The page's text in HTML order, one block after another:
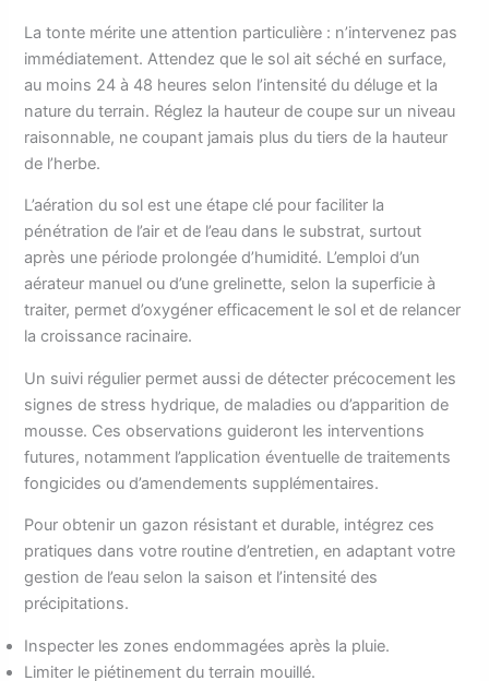
La tonte mérite une attention particulière : n’intervenez pas
immédiatement. Attendez que le sol ait séché en surface,
au moins 24 à 48 heures selon l’intensité du déluge et la
nature du terrain. Réglez la hauteur de coupe sur un niveau
raisonnable, ne coupant jamais plus du tiers de la hauteur
de l’herbe.
L’aération du sol est une étape clé pour faciliter la
pénétration de l’air et de l’eau dans le substrat, surtout
après une période prolongée d’humidité. L’emploi d’un
aérateur manuel ou d’une grelinette, selon la superficie à
traiter, permet d’oxygéner efficacement le sol et de relancer
la croissance racinaire.
Un suivi régulier permet aussi de détecter précocement les
signes de stress hydrique, de maladies ou d’apparition de
mousse. Ces observations guideront les interventions
futures, notamment l’application éventuelle de traitements
fongicides ou d’amendements supplémentaires.
Pour obtenir un gazon résistant et durable, intégrez ces
pratiques dans votre routine d’entretien, en adaptant votre
gestion de l’eau selon la saison et l’intensité des
précipitations.
Inspecter les zones endommagées après la pluie.
Limiter le piétinement du terrain mouillé.